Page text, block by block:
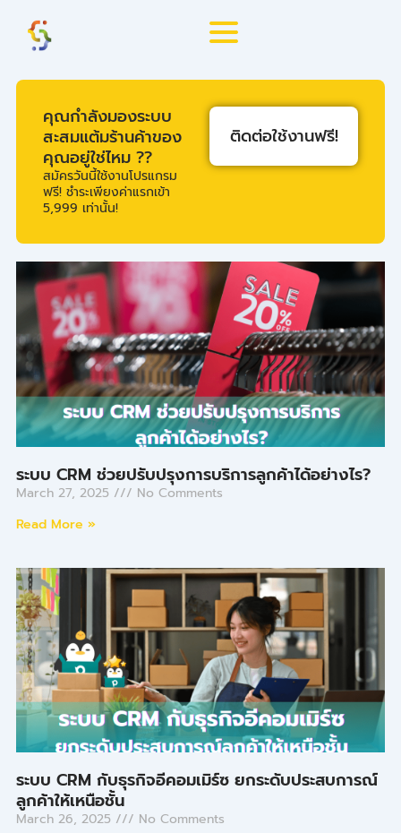
content
คุณกำลังมองระบบ
สะสมแต้มร้านค้าของ
คุณอยู่ใช่ไหม ??
สมัครวันนี้ใช้งานโปรแกรม
ฟรี! ชำระเพียงค่าแรกเข้า
5,999 เท่านั้น!
ติดต่อใช้งานฟรี!
ระบบ CRM ช่วยปรับปรุงการบริการลูกค้าได้อย่างไร?
March 27, 2025
No Comments
Read More »
ระบบ CRM กับธุรกิจอีคอมเมิร์ซ ยกระดับประสบการณ์
ลูกค้าให้เหนือชั้น
March 26, 2025
No Comments
PagePagePagePage